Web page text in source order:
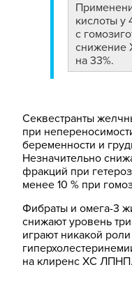
кислоты у
с
снижение
на 33%.
Секвестранты
при
беременности и
Незначительно
фракций при
менее 10 % при
Фибраты и омега-3
снижают уровень
играют никакой
на клиренс ХС ЛПНП.